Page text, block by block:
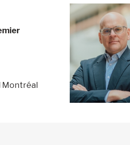
Montréal